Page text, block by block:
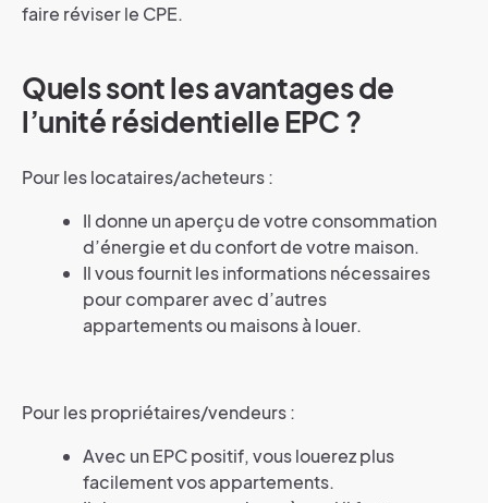
faire réviser le CPE.
Quels sont les avantages de
l’unité résidentielle EPC ?
Pour les locataires/acheteurs :
Il donne un aperçu de votre consommation
d’énergie et du confort de votre maison.
Il vous fournit les informations nécessaires
pour comparer avec d’autres
appartements ou maisons à louer.
Pour les propriétaires/vendeurs :
Avec un EPC positif, vous louerez plus
facilement vos appartements.